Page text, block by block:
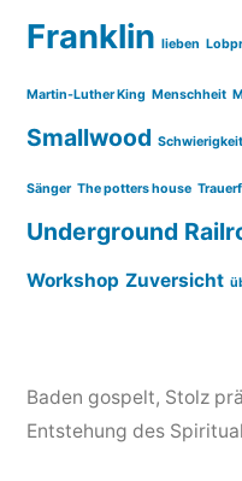
Franklin lieben
Martin-Luther King Menschheit
Smallwood
Sänger The potters house
Underground
Workshop Zuversicht
Baden gospelt, Stolz
Entstehung des